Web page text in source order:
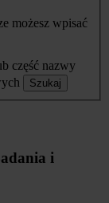
możesz wpisać
część nazwy
Szukaj
i